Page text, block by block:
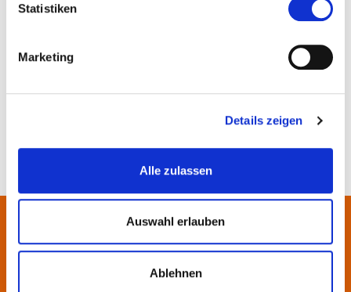
Statistiken
Marketing
Details zeigen
Alle zulassen
Auswahl erlauben
Ablehnen
Über uns
In der Metropolregion FrankfurtRheinMain haben sich rund 50